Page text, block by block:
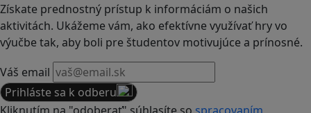
Získate prednostný prístup k informáciám o našich
aktivitách. Ukážeme vám, ako efektívne využívať hry vo
výučbe tak, aby boli pre študentov motivujúce a prínosné.
Váš email
Prihláste sa k odberu